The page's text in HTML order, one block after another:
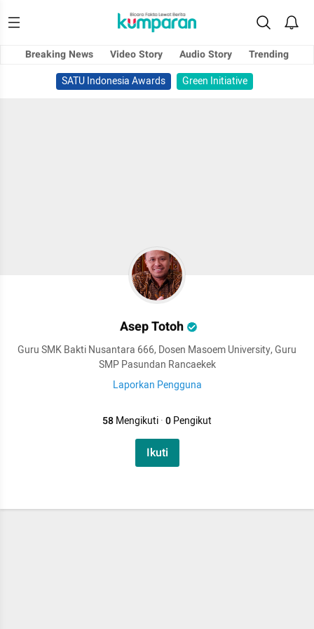
Breaking News Video Story Audio Story
Trending
SATU Indonesia Awards
Green Initiative
Asep Totoh
Guru SMK Bakti Nusantara 666, Dosen Masoem University, Guru
SMP Pasundan Rancaekek
Laporkan Pengguna
58Mengikuti·0Pengikut
Ikuti